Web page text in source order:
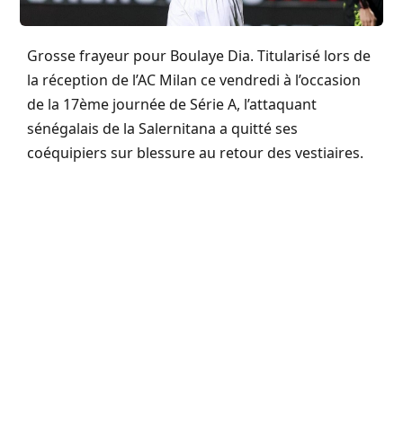
Grosse frayeur pour Boulaye Dia. Titularisé lors de
la réception de l’AC Milan ce vendredi à l’occasion
de la 17ème journée de Série A, l’attaquant
sénégalais de la Salernitana a quitté ses
coéquipiers sur blessure au retour des vestiaires.